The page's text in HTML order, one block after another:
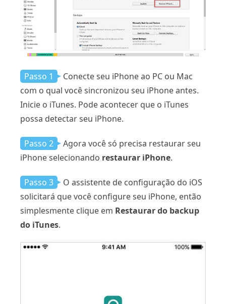
Passo 1
Conecte seu iPhone ao PC ou Mac
com o qual você sincronizou seu iPhone antes.
Inicie o iTunes. Pode acontecer que o iTunes
possa detectar seu iPhone.
Passo 2
Agora você só precisa restaurar seu
iPhone selecionando restaurar iPhone.
Passo 3
O assistente de configuração do iOS
solicitará que você configure seu iPhone, então
simplesmente clique em Restaurar do backup
do iTunes.